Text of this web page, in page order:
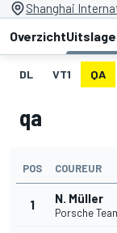
Shanghai
Overzicht
DL VT1 QA
qa
POS COUREUR
1 N. Müller
Porsche